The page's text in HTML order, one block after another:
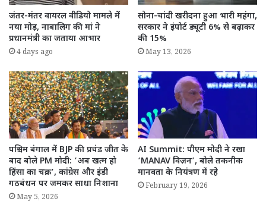
जंतर-मंतर वायरल वीडियो मामले में
नया मोड़, नाबालिग की मां ने
प्रधानमंत्री का जताया आभार
4 days ago
सोना-चांदी खरीदना हुआ भारी महंगा,
सरकार ने इंपोर्ट ड्यूटी 6% से बढ़ाकर
की 15%
May 13, 2026
पश्चिम बंगाल में BJP की प्रचंड जीत के
बाद बोले PM मोदी: ‘अब खत्म हो
हिंसा का चक्र’, कांग्रेस और इंडी
गठबंधन पर जमकर साधा निशाना
May 5, 2026
AI Summit: पीएम मोदी ने रखा
‘MANAV विज़न’, बोले तकनीक
मानवता के नियंत्रण में रहे
February 19, 2026